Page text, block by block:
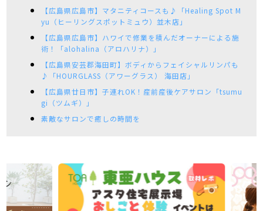
【広島県広島市】マタニティコースも♪「Healing Spot M
yu（ヒーリングスポットミュウ）並木店」
【広島県広島市】ハワイで修業を積んだオーナーによる施
術！「alohalina（アロハリナ）」
【広島県安芸郡海田町】ボディからフェイシャルリンパも
♪「HOURGLASS（アワーグラス） 海田店」
【広島県廿日市】子連れOK！産前産後ケアサロン「tsumu
gi（ツムギ）」
素敵なサロンで癒しの時間を